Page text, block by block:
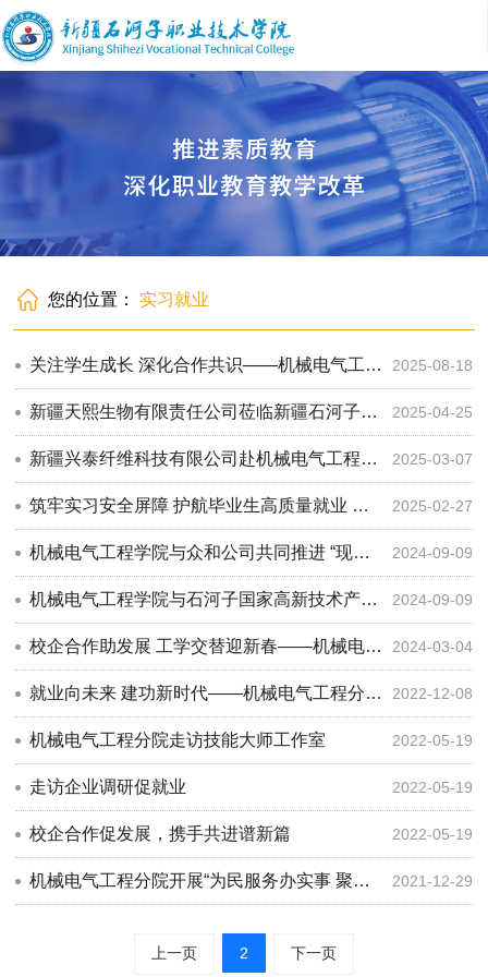
您的位置： 实习就业
关注学生成长 深化合作共识——机械电气工程学院赴乌市企业调研 2025-08-18
新疆天熙生物有限责任公司莅临新疆石河子职业技术学院洽谈校企合作 2025-04-25
新疆兴泰纤维科技有限公司赴机械电气工程学院开展交流座谈 2025-03-07
筑牢实习安全屏障 护航毕业生高质量就业 ——机械电气工程学院召开2025届毕业生实习就业工作推进会 2025-02-27
机械电气工程学院与众和公司共同推进 “现场工程师”培养工作 2024-09-09
机械电气工程学院与石河子国家高新技术产业开发区举行校企合作座谈会 2024-09-09
校企合作助发展 工学交替迎新春——机械电气工程学院赴特变电工等企业交流合作 探讨校企深度合作之路 2024-03-04
就业向未来 建功新时代——机械电气工程分院开展就业育人主题班会 2022-12-08
机械电气工程分院走访技能大师工作室 2022-05-19
走访企业调研促就业 2022-05-19
校企合作促发展，携手共进谱新篇 2022-05-19
机械电气工程分院开展“为民服务办实事 聚力增效促就业”2022届毕业生就业活动月 2021-12-29
上一页 2 下一页